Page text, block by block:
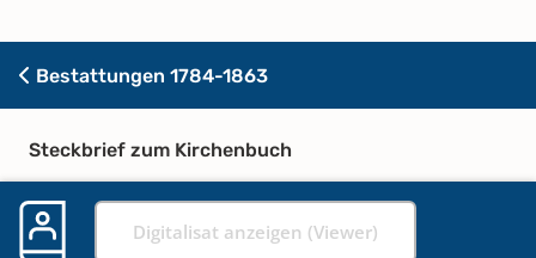
Bestattungen 1784-1863
Steckbrief zum Kirchenbuch
Digitalisat anzeigen (Viewer)